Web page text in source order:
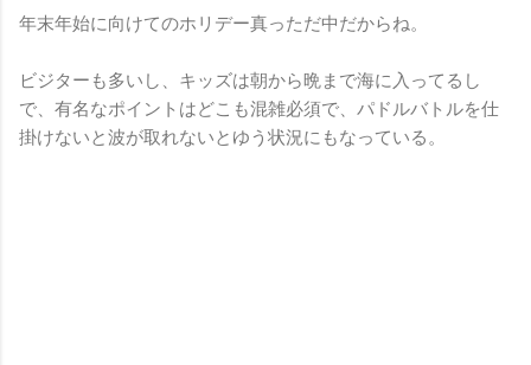
年末年始に向けてのホリデー真っただ中だからね。
ビジターも多いし、キッズは朝から晩まで海に入ってるし
で、有名なポイントはどこも混雑必須で、パドルバトルを仕
掛けないと波が取れないとゆう状況にもなっている。